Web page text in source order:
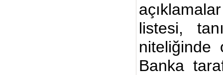
listesi,
niteliğinde
Banka